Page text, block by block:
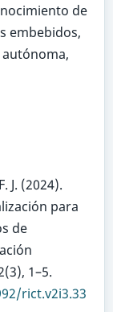
de
embebidos,
J. (2024).
para
de
1–5.
rict.v2i3.33